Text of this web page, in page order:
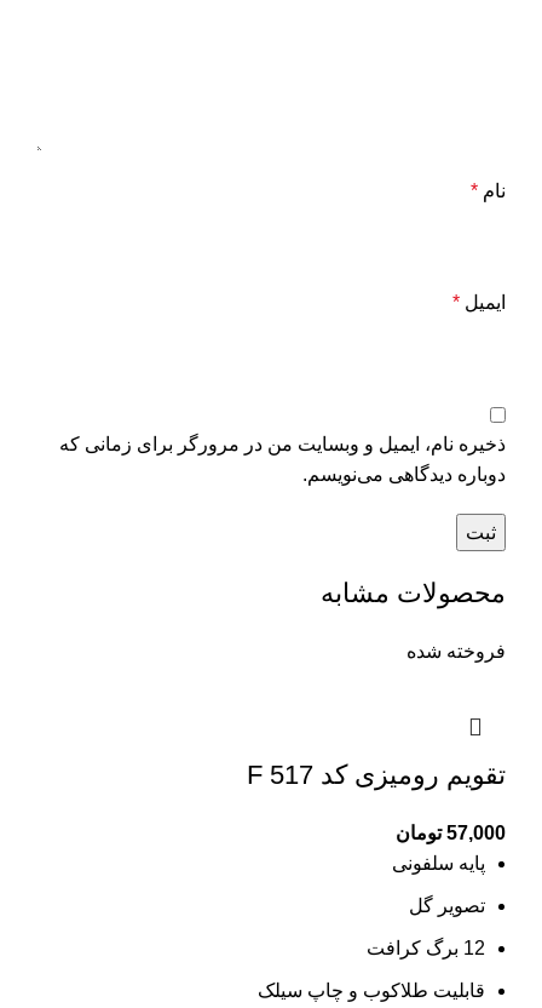
نام *
ایمیل *
ذخیره نام، ایمیل و وبسایت من در مرورگر برای زمانی که
دوباره دیدگاهی می‌نویسم.
محصولات مشابه
فروخته شده
تقویم رومیزی کد F 517
57,000 تومان
پایه سلفونی
تصویر گل
12 برگ کرافت
قابلیت طلاکوب و چاپ سیلک